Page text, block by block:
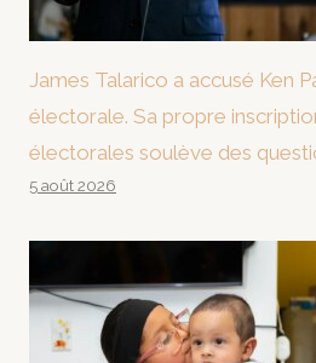
James Talarico a accusé Ken
électorale. Sa propre
électorales soulève des
5 août 2026